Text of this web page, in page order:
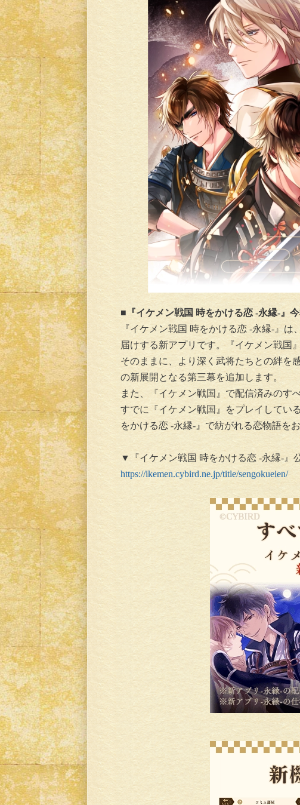
■『イケメン戦国 時をかける恋 -永縁-』今
『イケメン戦国 時をかける恋 -永縁-』
届けする新アプリです。『イケメン戦国
そのままに、より深く武将たちとの絆を
の新展開となる第三幕を追加します。
また、『イケメン戦国』で配信済みのす
すでに『イケメン戦国』をプレイしてい
をかける恋 -永縁-』で紡がれる恋物語を
▼『イケメン戦国 時をかける恋 -永縁-』
https://ikemen.cybird.ne.jp/title/sengokueien/